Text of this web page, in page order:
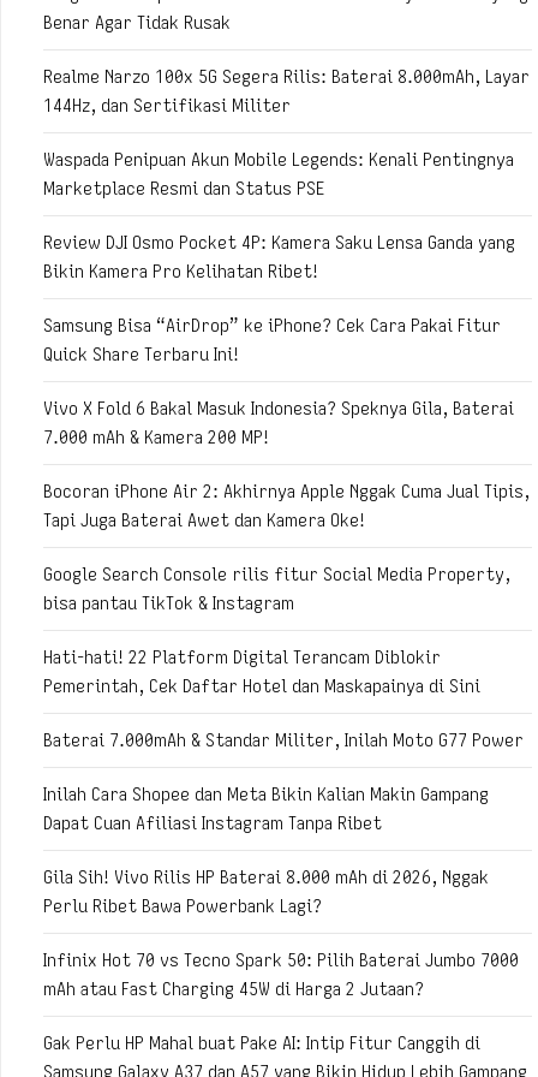
Benar Agar Tidak Rusak
Realme Narzo 100x 5G Segera Rilis: Baterai 8.000mAh, Layar
144Hz, dan Sertifikasi Militer
Waspada Penipuan Akun Mobile Legends: Kenali Pentingnya
Marketplace Resmi dan Status PSE
Review DJI Osmo Pocket 4P: Kamera Saku Lensa Ganda yang
Bikin Kamera Pro Kelihatan Ribet!
Samsung Bisa “AirDrop” ke iPhone? Cek Cara Pakai Fitur
Quick Share Terbaru Ini!
Vivo X Fold 6 Bakal Masuk Indonesia? Speknya Gila, Baterai
7.000 mAh & Kamera 200 MP!
Bocoran iPhone Air 2: Akhirnya Apple Nggak Cuma Jual Tipis,
Tapi Juga Baterai Awet dan Kamera Oke!
Google Search Console rilis fitur Social Media Property,
bisa pantau TikTok & Instagram
Hati-hati! 22 Platform Digital Terancam Diblokir
Pemerintah, Cek Daftar Hotel dan Maskapainya di Sini
Baterai 7.000mAh & Standar Militer, Inilah Moto G77 Power
Inilah Cara Shopee dan Meta Bikin Kalian Makin Gampang
Dapat Cuan Afiliasi Instagram Tanpa Ribet
Gila Sih! Vivo Rilis HP Baterai 8.000 mAh di 2026, Nggak
Perlu Ribet Bawa Powerbank Lagi?
Infinix Hot 70 vs Tecno Spark 50: Pilih Baterai Jumbo 7000
mAh atau Fast Charging 45W di Harga 2 Jutaan?
Gak Perlu HP Mahal buat Pake AI: Intip Fitur Canggih di
Samsung Galaxy A37 dan A57 yang Bikin Hidup Lebih Gampang